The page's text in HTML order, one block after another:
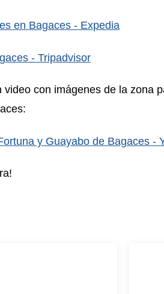
en Bagaces - Expedia
- Tripadvisor
con imágenes de la zona
y Guayabo de Bagaces -